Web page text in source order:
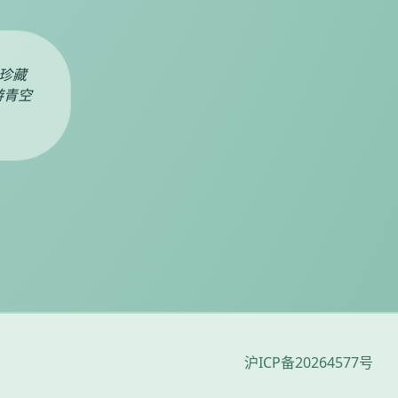
藏
空
沪ICP备20264577号